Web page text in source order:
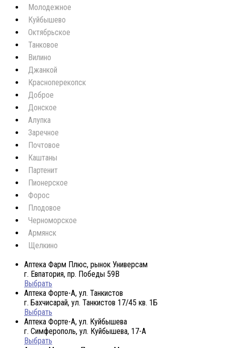
Молодежное
Куйбышево
Октябрьское
Танковое
Вилино
Джанкой
Красноперекопск
Доброе
Донское
Алупка
Заречное
Почтовое
Каштаны
Партенит
Пионерское
Форос
Плодовое
Черноморское
Армянск
Щелкино
Аптека Фарм Плюс, рынок Универсам
г. Евпатория, пр. Победы 59В
Выбрать
Аптека Форте-А, ул. Танкистов
г. Бахчисарай, ул. Танкистов 17/45 кв. 1Б
Выбрать
Аптека Форте-А, ул. Куйбышева
г. Симферополь, ул. Куйбышева, 17-А
Выбрать